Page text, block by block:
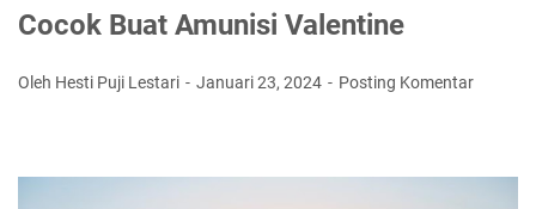
Cocok Buat Amunisi Valentine
Oleh Hesti Puji Lestari Januari 23, 2024 Posting Komentar